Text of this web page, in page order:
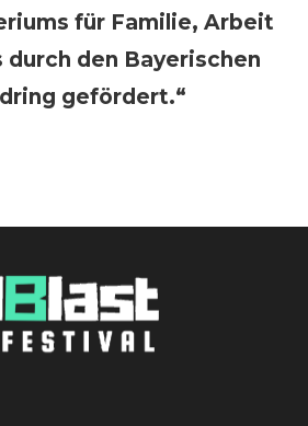
für Familie, Arbeit
durch den Bayerischen
gefördert.“